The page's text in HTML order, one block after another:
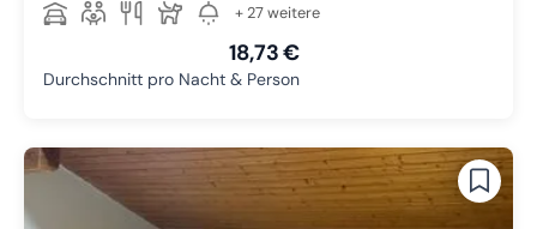
+ 27 weitere
18,73 €
Durchschnitt pro Nacht & Person